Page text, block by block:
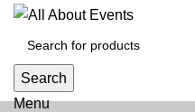
Search
Menu